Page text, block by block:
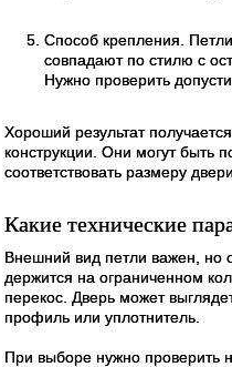
Способ крепления.
совпадают по стилю с
Нужно проверить
Хороший результат
конструкции. Они могут быть
соответствовать размеру
Какие технические
Внешний вид петли важен, но
держится на ограниченном
перекос. Дверь может
профиль или уплотнитель.
При выборе нужно проверить